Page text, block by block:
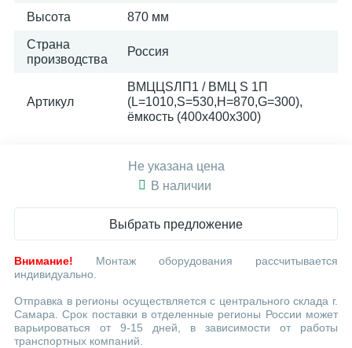
Высота 870 мм
Страна
производства
Россия
Артикул
ВМЦЦSЛП1 / ВМЦ S 1П
(L=1010,S=530,Н=870,G=300),
ёмкость (400х400х300)
Не указана цена
В наличии
Выбрать предложение
Внимание! Монтаж оборудования рассчитывается
индивидуально.
Отправка в регионы осуществляется с центрального склада г.
Самара. Срок поставки в отделенные регионы России может
варьироваться от 9-15 дней, в зависимости от работы
транспортных компаний.